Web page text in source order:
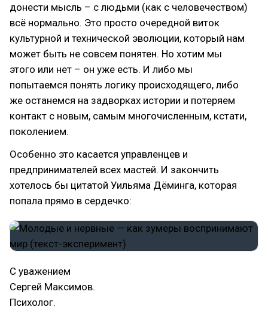
донести мысль – с людьми (как с человечеством)
всё нормально. Это просто очередной виток
культурной и технической эволюции, который нам
может быть не совсем понятен. Но хотим мы
этого или нет – он уже есть. И либо мы
попытаемся понять логику происходящего, либо
же останемся на задворках истории и потеряем
контакт с новым, самым многочисленным, кстати,
поколением.
Особенно это касается управленцев и
предпринимателей всех мастей. И закончить
хотелось бы цитатой Уильяма Дёминга, которая
попала прямо в сердечко:
С уважением
Сергей Максимов.
Психолог.